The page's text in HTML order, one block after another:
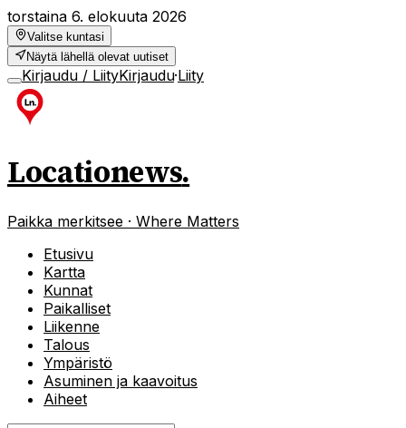
torstaina 6. elokuuta 2026
Valitse kuntasi
Näytä lähellä olevat uutiset
Kirjaudu / LiityKirjaudu·Liity
Locationews.
Paikka merkitsee · Where Matters
Etusivu
Kartta
Kunnat
Paikalliset
Liikenne
Talous
Ympäristö
Asuminen ja kaavoitus
Aiheet